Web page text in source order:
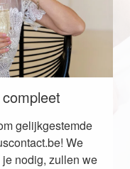
gelijkgestemde
We
nodig, zullen we